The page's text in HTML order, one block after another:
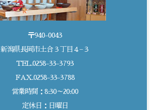
〒940-0043
新潟県長岡市土合３丁目４−３
TEL.0258-33-3793
FAX.0258-33-3788
営業時間：8:30～20:00
定休日：日曜日